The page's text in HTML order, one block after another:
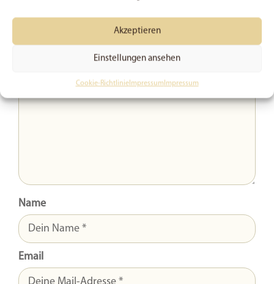
Akzeptieren
Einstellungen ansehen
Cookie-RichtlinieImpressumImpressum
Deine E-Mail-Adresse wird nicht veröffentlicht.
Name
Email